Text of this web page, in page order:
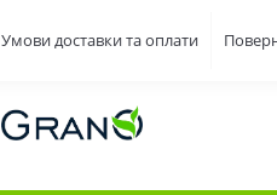
Умови доставки та оплати